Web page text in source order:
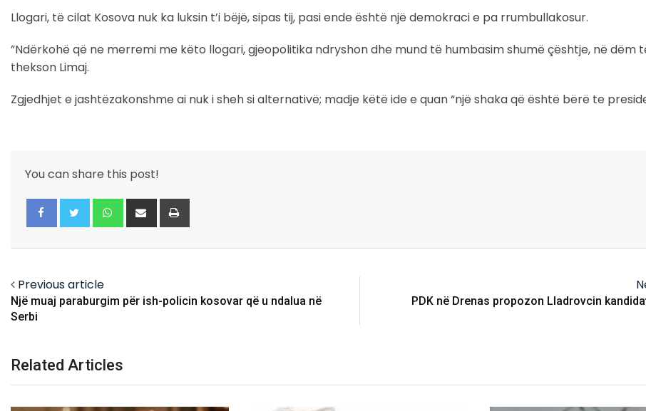
Llogari, të cilat Kosova nuk ka luksin t’i bëjë, sipas tij, pasi ende është një demokraci e pa rrumbullakosur.
”Ndërkohë që ne merremi me këto llogari, gjeopolitika ndryshon dhe mund të humbasim shumë çështje, në dëm
thekson Limaj.
Zgjedhjet e jashtëzakonshme ai nuk i sheh si alternativë; madje këtë ide e quan “një shaka që është bërë te
You can share this post!
Whatsapp
Share
Previous article
Një muaj paraburgim për ish-policin kosovar që u ndalua në
Serbi
PDK në Drenas propozon Lladrovcin
Related Articles